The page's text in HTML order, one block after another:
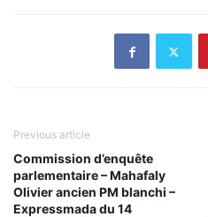
Previous article
Commission d’enquête
parlementaire – Mahafaly
Olivier ancien PM blanchi –
Expressmada du 14